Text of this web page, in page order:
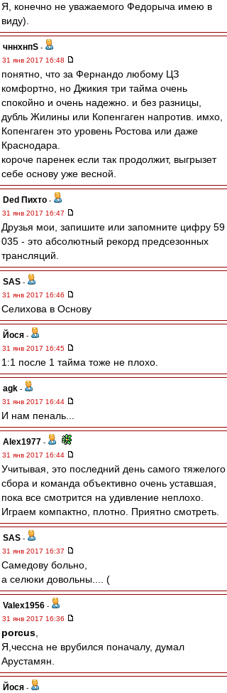
Я, конечно не уважаемого Федорыча имею в
виду).
чннхнпS -
31 янв 2017 16:48
понятно, что за Фернандо любому ЦЗ
комфортно, но Джикия три тайма очень
спокойно и очень надежно. и без разницы,
дубль Жилины или Копенгаген напротив. имхо,
Копенгаген это уровень Ростова или даже
Краснодара.
короче паренек если так продолжит, выгрызет
себе основу уже весной.
Ded Пихто -
31 янв 2017 16:47
Друзья мои, запишите или запомните цифру 59
035 - это абсолютный рекорд предсезонных
трансляций.
SAS -
31 янв 2017 16:46
Селихова в Основу
Йося -
31 янв 2017 16:45
1:1 после 1 тайма тоже не плохо.
agk -
31 янв 2017 16:44
И нам пеналь...
Alex1977 -
31 янв 2017 16:44
Учитывая, это последний день самого тяжелого
сбора и команда объективно очень уставшая,
пока все смотрится на удивление неплохо.
Играем компактно, плотно. Приятно смотреть.
SAS -
31 янв 2017 16:37
Самедову больно,
а селюки довольны.... (
Valex1956 -
31 янв 2017 16:36
porcus
Я,чессна не врубился поначалу, думал
Арустамян.
Йося -